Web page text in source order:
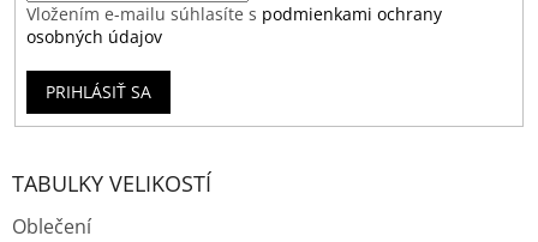
Vložením e-mailu súhlasíte s podmienkami ochrany
osobných údajov
PRIHLÁSIŤ SA
TABULKY VELIKOSTÍ
Oblečení